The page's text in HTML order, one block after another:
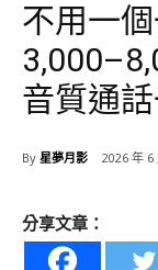
不用一
音質通
By 星夢月影 2026 年 6
分享文章：